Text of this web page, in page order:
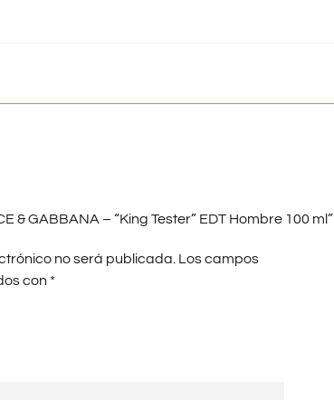
& GABBANA – “King Tester” EDT Hombre 100 ml”
no será publicada. Los campos
con *